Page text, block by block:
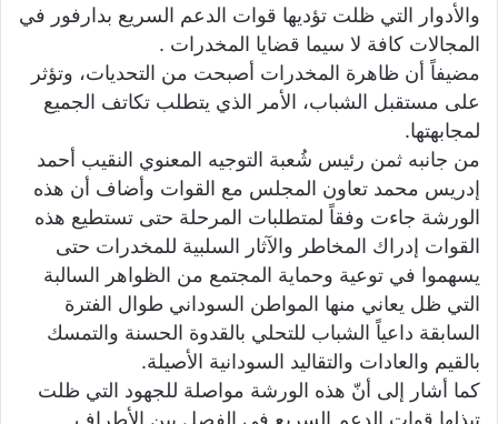
والأدوار التي ظلت تؤديها قوات الدعم السريع بدارفور في
المجالات كافة لا سيما قضايا المخدرات .
مضيفاً أن ظاهرة المخدرات أصبحت من التحديات، وتؤثر
على مستقبل الشباب، الأمر الذي يتطلب تكاتف الجميع
لمجابهتها.
من جانبه ثمن رئيس شُعبة التوجيه المعنوي النقيب أحمد
إدريس محمد تعاون المجلس مع القوات وأضاف أن هذه
الورشة جاءت وفقاً لمتطلبات المرحلة حتى تستطيع هذه
القوات إدراك المخاطر والآثار السلبية للمخدرات حتى
يسهموا في توعية وحماية المجتمع من الظواهر السالبة
التي ظل يعاني منها المواطن السوداني طوال الفترة
السابقة داعياً الشباب للتحلي بالقدوة الحسنة والتمسك
بالقيم والعادات والتقاليد السودانية الأصيلة.
كما أشار إلى أنّ هذه الورشة مواصلة للجهود التي ظلت
تبذلها قوات الدعم السريع في الفصل بين الأطراف